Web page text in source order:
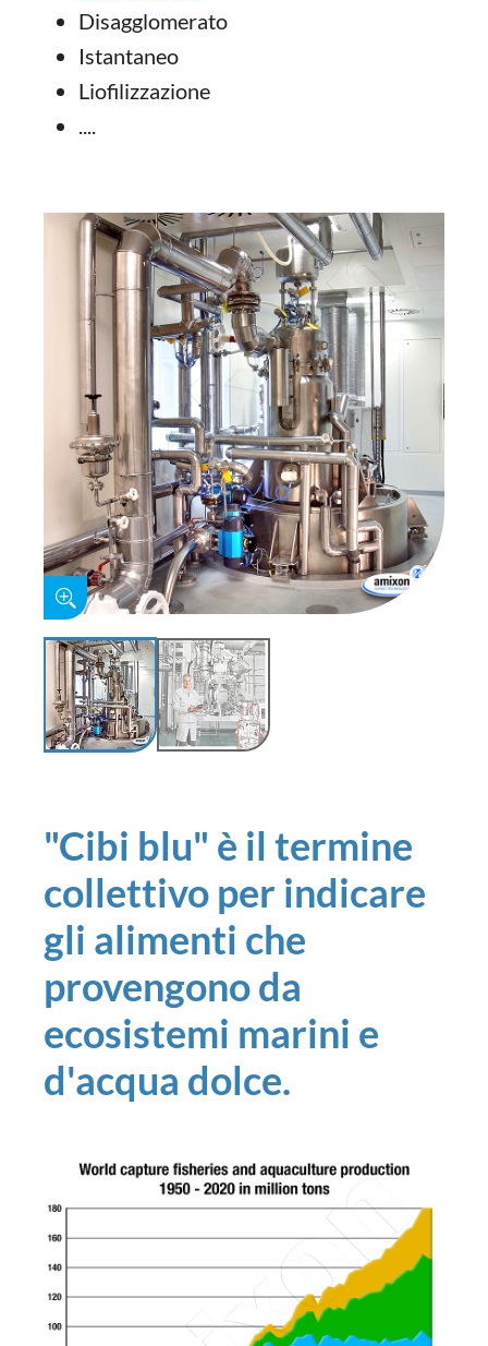
Disagglomerato
Istantaneo
Liofilizzazione
....
"Cibi blu" è il termine
collettivo per indicare
gli alimenti che
provengono da
ecosistemi marini e
d'acqua dolce.